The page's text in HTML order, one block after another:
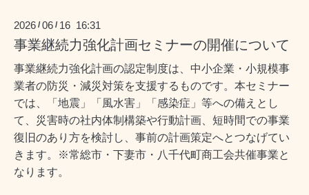
2026 /06 / 16 16:31
事業継続力強化計画セミナーの開催について
事業継続力強化計画の認定制度は、中小企業・小規模事
業者の防災・減災対策を支援する ものです。本セミナー
では、「地震」「風水害」「感染症」等への備えとし
て、災害時の社内体制構築や行動計画、短時間での事業
復 旧のあり方を検討し、事前の計画策定へとつなげてい
きます。※常総市・下妻市・八千代町商工会共催事業と
なります。